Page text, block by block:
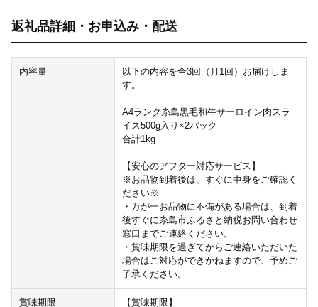
返礼品詳細・お申込み・配送
内容量
以下の内容を全3回（月1回）お届けしま
す。
A4ランク糸島黒毛和牛サーロイン肉スラ
イス500g入り×2パック
合計1kg
【安心のアフター対応サービス】
※お品物到着後は、すぐに中身をご確認く
ださい※
・万が一お品物に不備がある場合は、到着
後すぐに糸島市ふるさと納税お問い合わせ
窓口までご連絡ください。
・賞味期限を過ぎてからご連絡いただいた
場合はご対応ができかねますので、予めご
了承ください。
賞味期限 【賞味期限】